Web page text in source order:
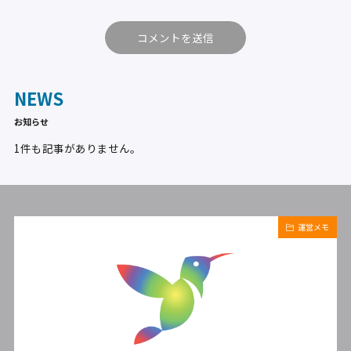
NEWS
お知らせ
1件も記事がありません。
運営メモ